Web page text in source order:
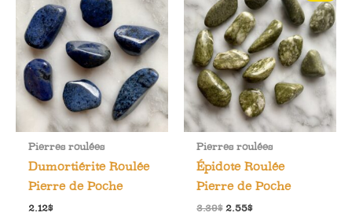
Les
options
peuvent
être
choisies
sur
la
du
Pierres roulées
Dumortiérite Roulée
Pierre de Poche
2.12$
Pierres roulées
Épidote Roulée
Pierre de Poche
3.39$ Le
2.55$Le